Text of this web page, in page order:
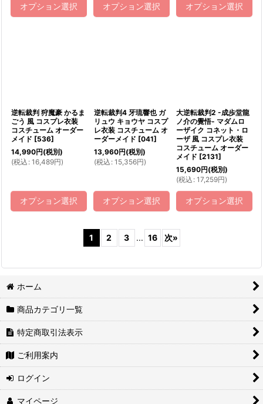
オプション選択 オプション選択 オプション選択
逆転裁判 狩魔豪 かるま
ごう 風 コスプレ衣装
コスチューム オーダー
メイド [536]
14,990円(税別)
(税込 : 16,489円)
オプション選択
逆転裁判4 牙琉響也 ガ
リュウ キョウヤ コスプ
レ衣装 コスチューム オ
ーダーメイド [041]
13,960円(税別)
(税込 : 15,356円)
オプション選択
大逆転裁判2 -成歩堂龍
ノ介の覺悟- マダムロ
ーザイク コネット・ロ
ーザ 風 コスプレ衣装
コスチューム オーダー
メイド [2131]
15,690円(税別)
(税込 : 17,259円)
オプション選択
1 2 3 ... 16 次»
ホーム
商品カテゴリ一覧
特定商取引法表示
ご利用案内
ログイン
マイページ